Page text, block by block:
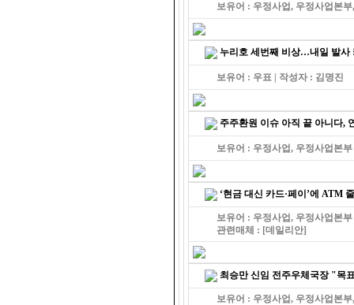
보유어 : 우정사업, 우정사업본
누리호 세번째 비상…내일 발사
보유어 : 우표 | 작성자 : 김명진
주주환원 이슈 아직 끝 아니다,
보유어 : 우정사업, 우정사업본
‘현금 대신 카드·페이’에 ATM
보유어 : 우정사업, 우정사업본
관련매체 : [데일리안]
최승만 신임 전주우체국장 "목
보유어 : 우정사업, 우정사업본